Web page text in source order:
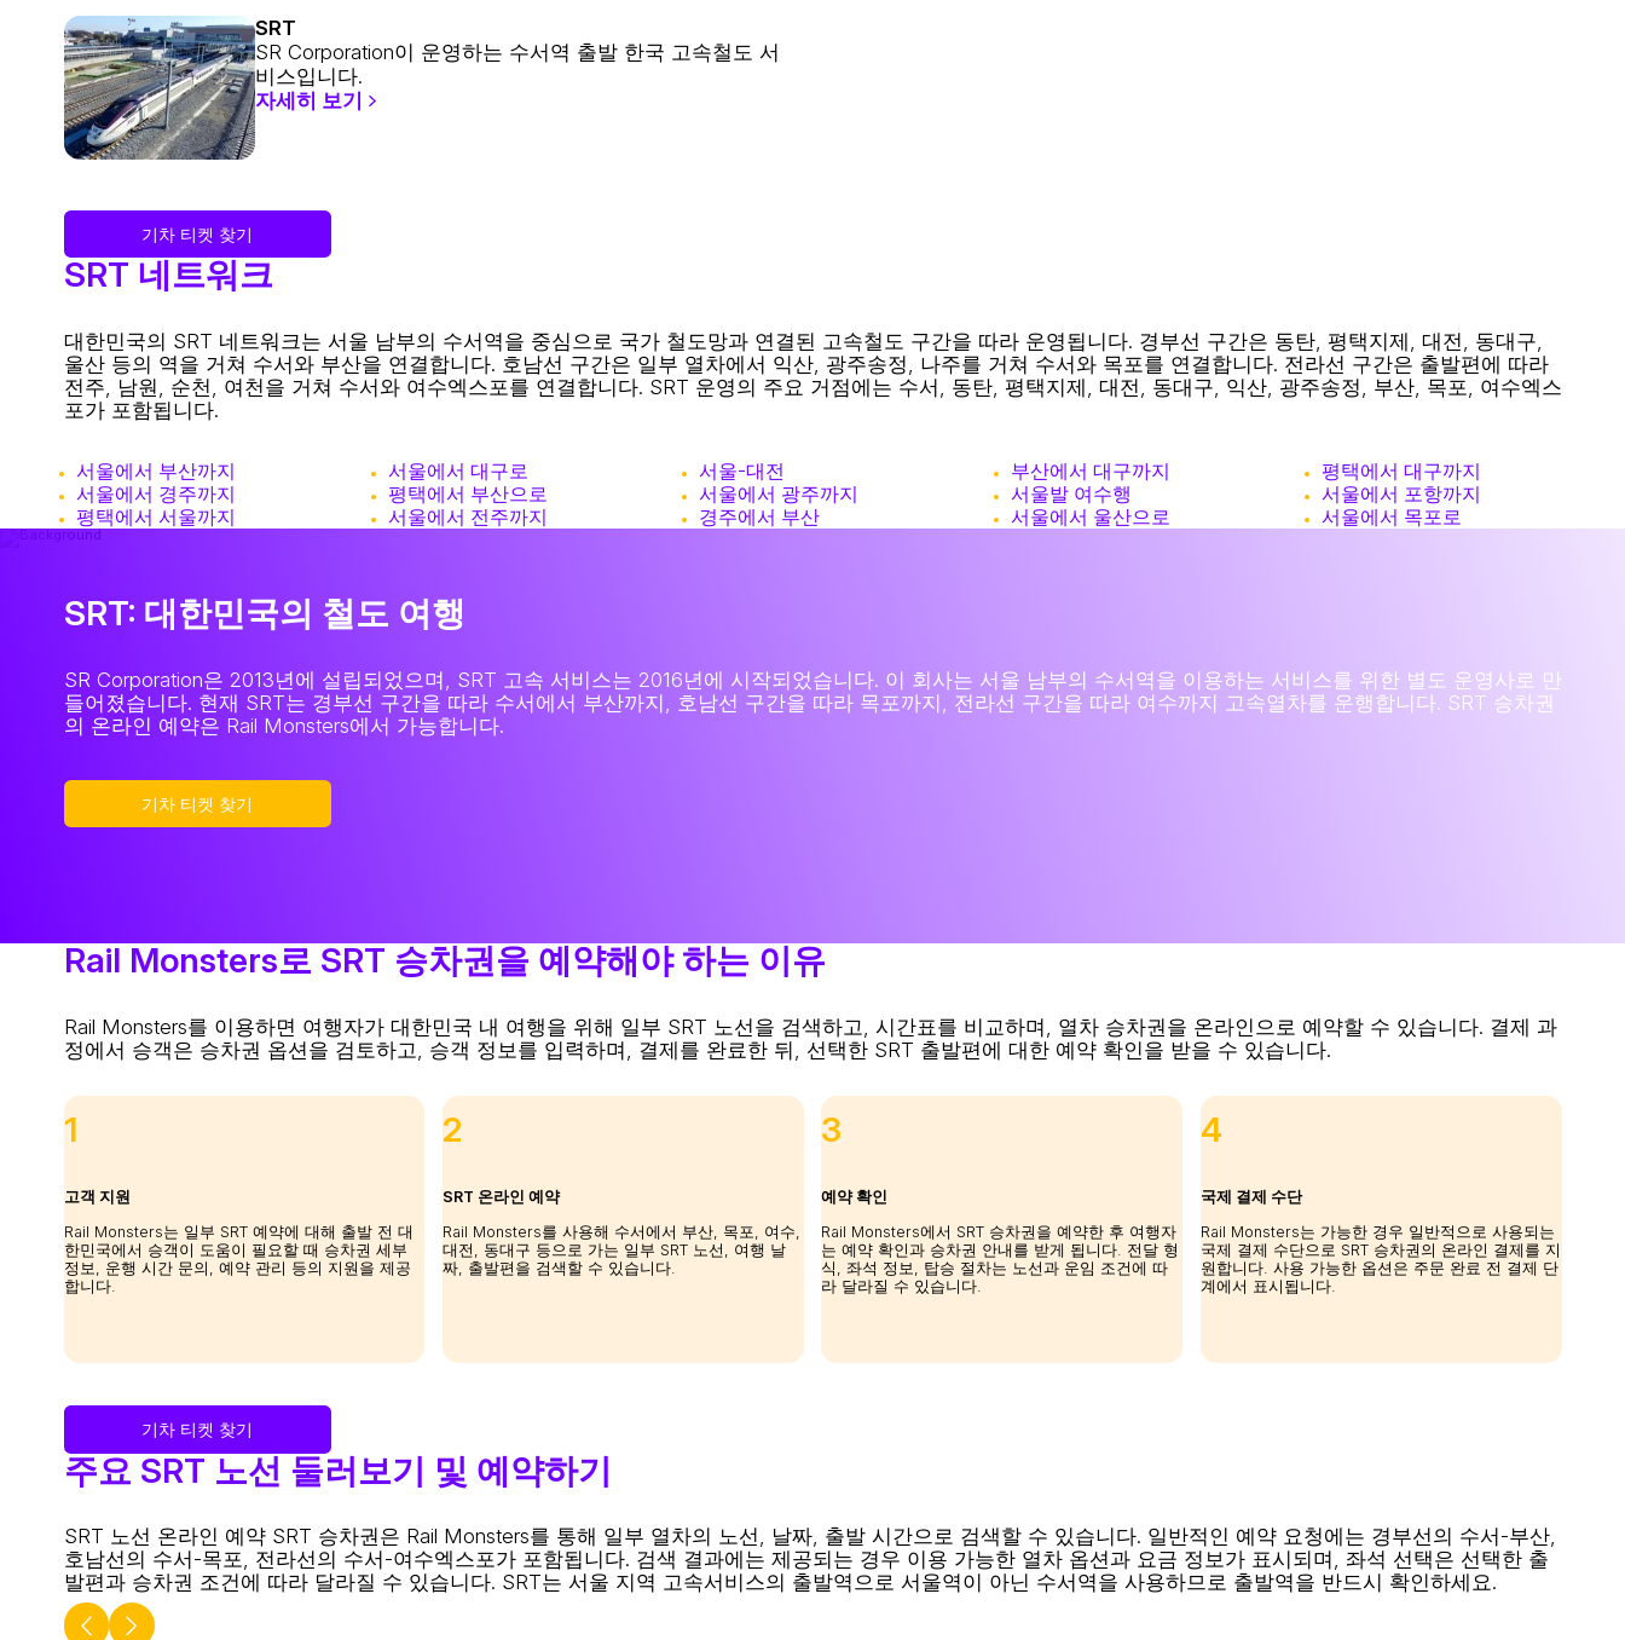
SRT
SR Corporation이 운영하는 수서역 출발 한국 고속철도 서
비스입니다.
자세히 보기
기차 티켓 찾기
SRT 네트워크
대한민국의 SRT 네트워크는 서울 남부의 수서역을 중심으로 국가 철도망과 연결된 고속철도 구간을 따라 운영됩니다. 경부선 구간은 동탄, 평택지제, 대전, 동대구,
울산 등의 역을 거쳐 수서와 부산을 연결합니다. 호남선 구간은 일부 열차에서 익산, 광주송정, 나주를 거쳐 수서와 목포를 연결합니다. 전라선 구간은 출발편에 따라
전주, 남원, 순천, 여천을 거쳐 수서와 여수엑스포를 연결합니다. SRT 운영의 주요 거점에는 수서, 동탄, 평택지제, 대전, 동대구, 익산, 광주송정, 부산, 목포, 여수엑스
포가 포함됩니다.
서울에서 부산까지
서울에서 경주까지
평택에서 서울까지
서울에서 대구로
평택에서 부산으로
서울에서 전주까지
서울-대전
서울에서 광주까지
경주에서 부산
부산에서 대구까지
서울발 여수행
서울에서 울산으로
평택에서 대구까지
서울에서 포항까지
서울에서 목포로
SRT: 대한민국의 철도 여행
SR Corporation은 2013년에 설립되었으며, SRT 고속 서비스는 2016년에 시작되었습니다. 이 회사는 서울 남부의 수서역을 이용하는 서비스를 위한 별도 운영사로 만
들어졌습니다. 현재 SRT는 경부선 구간을 따라 수서에서 부산까지, 호남선 구간을 따라 목포까지, 전라선 구간을 따라 여수까지 고속열차를 운행합니다. SRT 승차권
의 온라인 예약은 Rail Monsters에서 가능합니다.
기차 티켓 찾기
Rail Monsters로 SRT 승차권을 예약해야 하는 이유
Rail Monsters를 이용하면 여행자가 대한민국 내 여행을 위해 일부 SRT 노선을 검색하고, 시간표를 비교하며, 열차 승차권을 온라인으로 예약할 수 있습니다. 결제 과
정에서 승객은 승차권 옵션을 검토하고, 승객 정보를 입력하며, 결제를 완료한 뒤, 선택한 SRT 출발편에 대한 예약 확인을 받을 수 있습니다.
1
고객 지원
Rail Monsters는 일부 SRT 예약에 대해 출발 전 대
한민국에서 승객이 도움이 필요할 때 승차권 세부
정보, 운행 시간 문의, 예약 관리 등의 지원을 제공
합니다.
2
SRT 온라인 예약
Rail Monsters를 사용해 수서에서 부산, 목포, 여수,
대전, 동대구 등으로 가는 일부 SRT 노선, 여행 날
짜, 출발편을 검색할 수 있습니다.
3
예약 확인
Rail Monsters에서 SRT 승차권을 예약한 후 여행자
는 예약 확인과 승차권 안내를 받게 됩니다. 전달 형
식, 좌석 정보, 탑승 절차는 노선과 운임 조건에 따
라 달라질 수 있습니다.
4
국제 결제 수단
Rail Monsters는 가능한 경우 일반적으로 사용되는
국제 결제 수단으로 SRT 승차권의 온라인 결제를 지
원합니다. 사용 가능한 옵션은 주문 완료 전 결제 단
계에서 표시됩니다.
기차 티켓 찾기
주요 SRT 노선 둘러보기 및 예약하기
SRT 노선 온라인 예약SRT 승차권은 Rail Monsters를 통해 일부 열차의 노선, 날짜, 출발 시간으로 검색할 수 있습니다. 일반적인 예약 요청에는 경부선의 수서-부산,
호남선의 수서-목포, 전라선의 수서-여수엑스포가 포함됩니다. 검색 결과에는 제공되는 경우 이용 가능한 열차 옵션과 요금 정보가 표시되며, 좌석 선택은 선택한 출
발편과 승차권 조건에 따라 달라질 수 있습니다. SRT는 서울 지역 고속서비스의 출발역으로 서울역이 아닌 수서역을 사용하므로 출발역을 반드시 확인하세요.